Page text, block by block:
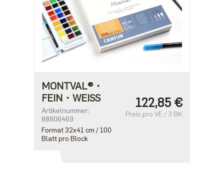
MONTVAL®・
FEIN・WEISS
Artikelnummer:
88806469
Format 32x41 cm / 100
Blatt pro Block
122,85 €
Preis pro VE / 3 BK